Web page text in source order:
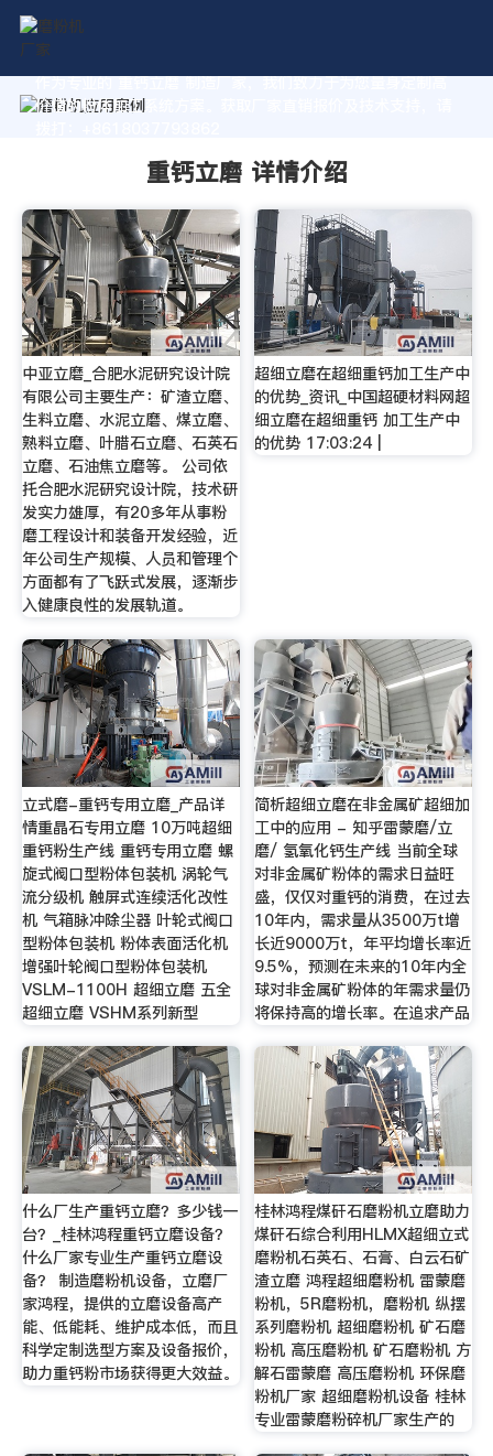
作为专业的 重钙立磨 制造厂家，我们致力于为您量身定制高
价值的粉体加工系统方案。获取厂家直销报价及技术支持，请
重钙立磨 详情介绍
中亚立磨_合肥水泥研究设计院
有限公司主要生产：矿渣立磨、
生料立磨、水泥立磨、煤立磨、
熟料立磨、叶腊石立磨、石英石
立磨、石油焦立磨等。 公司依
托合肥水泥研究设计院，技术研
发实力雄厚，有20多年从事粉
磨工程设计和装备开发经验，近
年公司生产规模、人员和管理个
方面都有了飞跃式发展，逐渐步
入健康良性的发展轨道。
超细立磨在超细重钙加工生产中
的优势_资讯_中国超硬材料网超
细立磨在超细重钙 加工生产中
的优势 17:03:24 |
立式磨-重钙专用立磨_产品详
情重晶石专用立磨 10万吨超细
重钙粉生产线 重钙专用立磨 螺
旋式阀口型粉体包装机 涡轮气
流分级机 触屏式连续活化改性
机 气箱脉冲除尘器 叶轮式阀口
型粉体包装机 粉体表面活化机
增强叶轮阀口型粉体包装机
VSLM-1100H 超细立磨 五全
超细立磨 VSHM系列新型
简析超细立磨在非金属矿超细加
工中的应用 - 知乎雷蒙磨/立
磨/ 氢氧化钙生产线 当前全球
对非金属矿粉体的需求日益旺
盛，仅仅对重钙的消费，在过去
10年内，需求量从3500万t增
长近9000万t，年平均增长率近
9.5%，预测在未来的10年内全
球对非金属矿粉体的年需求量仍
将保持高的增长率。在追求产品
什么厂生产重钙立磨？多少钱一
台？_桂林鸿程重钙立磨设备？
什么厂家专业生产重钙立磨设
备？ 制造磨粉机设备，立磨厂
家鸿程，提供的立磨设备高产
能、低能耗、维护成本低，而且
科学定制选型方案及设备报价，
助力重钙粉市场获得更大效益。
桂林鸿程煤矸石磨粉机立磨助力
煤矸石综合利用HLMX超细立式
磨粉机石英石、石膏、白云石矿
渣立磨 鸿程超细磨粉机 雷蒙磨
粉机，5R磨粉机，磨粉机 纵摆
系列磨粉机 超细磨粉机 矿石磨
粉机 高压磨粉机 矿石磨粉机 方
解石雷蒙磨 高压磨粉机 环保磨
粉机厂家 超细磨粉机设备 桂林
专业雷蒙磨粉碎机厂家生产的